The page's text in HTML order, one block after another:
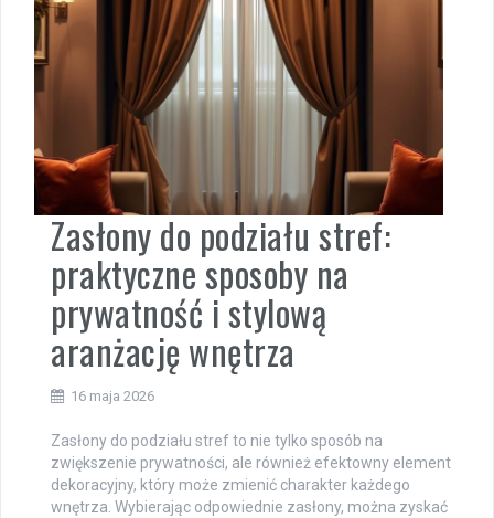
Zasłony do podziału stref:
praktyczne sposoby na
prywatność i stylową
aranżację wnętrza
16 maja 2026
Zasłony do podziału stref to nie tylko sposób na
zwiększenie prywatności, ale również efektowny element
dekoracyjny, który może zmienić charakter każdego
wnętrza. Wybierając odpowiednie zasłony, można zyskać